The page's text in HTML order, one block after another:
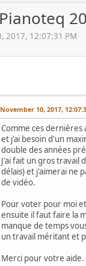
2017, 12:07:31 PM
November 10, 2017,
Comme ces dernières
et j'ai besoin d'un
double des années
J'ai fait un gros travail
délais) et j'aimerai ne
de vidéo.
Pour voter pour moi
ensuite il faut faire la
manque de temps
un travail méritant et
Merci pour votre aide.